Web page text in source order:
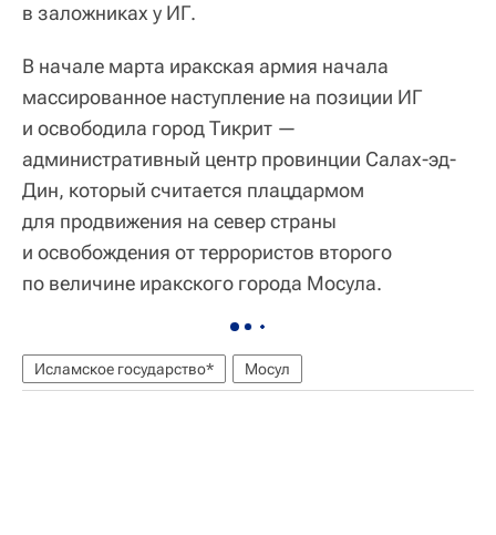
в заложниках у ИГ.
В начале марта иракская армия начала
массированное наступление на позиции ИГ
и освободила город Тикрит —
административный центр провинции Салах-эд-
Дин, который считается плацдармом
для продвижения на север страны
и освобождения от террористов второго
по величине иракского города Мосула.
Исламское государство* Мосул